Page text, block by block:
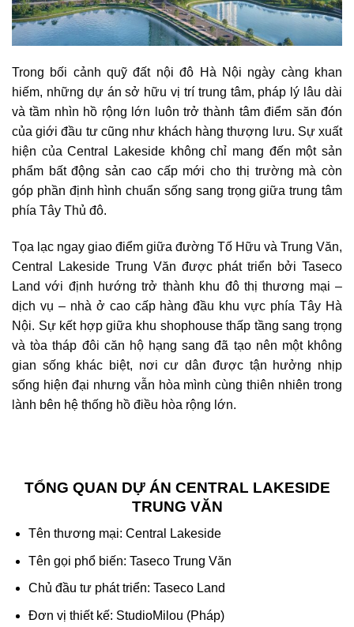
Trong bối cảnh quỹ đất nội đô Hà Nội ngày càng khan
hiếm, những dự án sở hữu vị trí trung tâm, pháp lý lâu dài
và tầm nhìn hồ rộng lớn luôn trở thành tâm điểm săn đón
của giới đầu tư cũng như khách hàng thượng lưu. Sự xuất
hiện củaCentral Lakeside không chỉ mang đến một sản
phẩm bất động sản cao cấp mới cho thị trường mà còn
góp phần định hình chuẩn sống sang trọng giữa trung tâm
phía Tây Thủ đô.
Tọa lạc ngay giao điểm giữa đường Tố Hữu và Trung Văn,
Central Lakeside Trung Văn được phát triển bởi Taseco
Land với định hướng trở thành khu đô thị thương mại –
dịch vụ – nhà ở cao cấp hàng đầu khu vực phía Tây Hà
Nội. Sự kết hợp giữa khu shophouse thấp tầng sang trọng
và tòa tháp đôi căn hộ hạng sang đã tạo nên một không
gian sống khác biệt, nơi cư dân được tận hưởng nhịp
sống hiện đại nhưng vẫn hòa mình cùng thiên nhiên trong
lành bên hệ thống hồ điều hòa rộng lớn.
TỔNG QUAN DỰ ÁN CENTRAL LAKESIDE
TRUNG VĂN
Tên thương mại: Central Lakeside
Tên gọi phổ biến: Taseco Trung Văn
Chủ đầu tư phát triển: Taseco Land
Đơn vị thiết kế: StudioMilou (Pháp)